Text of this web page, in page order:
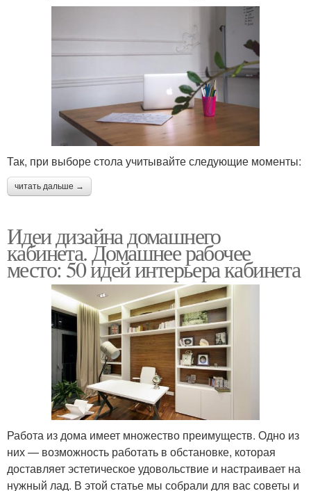
Так, при выборе стола учитывайте следующие моменты:
читать дальше →
Идеи дизайна домашнего
кабинета. Домашнее рабочее
место: 50 идей интерьера кабинета
Работа из дома имеет множество преимуществ. Одно из
них — возможность работать в обстановке, которая
доставляет эстетическое удовольствие и настраивает на
нужный лад. В этой статье мы собрали для вас советы и